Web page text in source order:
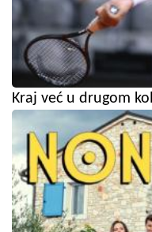
Kraj već u drugom